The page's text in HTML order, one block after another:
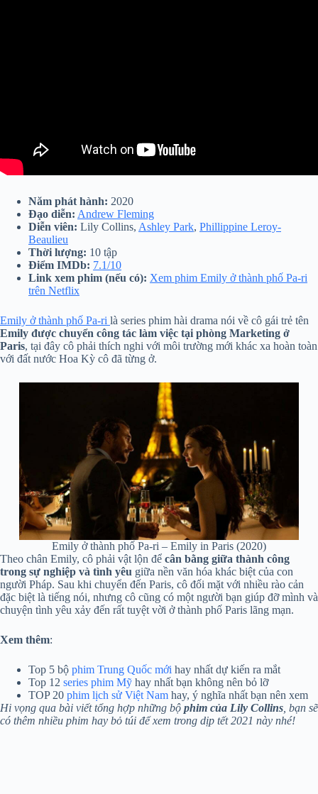
Năm phát hành: 2020
Đạo diễn: Andrew Fleming
Diễn viên: Lily Collins, Ashley Park, Phillippine Leroy-
Beaulieu
Thời lượng: 10 tập
Điểm IMDb: 7.1/10
Link xem phim (nếu có): Xem phim Emily ở thành phố Pa-ri
trên Netflix
Emily ở thành phố Pa-ri là series phim hài drama nói về cô gái trẻ tên
Emily được chuyển công tác làm việc tại phòng Marketing ở
Paris, tại đây cô phải thích nghi với môi trường mới khác xa hoàn toàn
với đất nước Hoa Kỳ cô đã từng ở.
Emily ở thành phố Pa-ri – Emily in Paris (2020)
Theo chân Emily, cô phải vật lộn để cân bằng giữa thành công
trong sự nghiệp và tình yêu giữa nền văn hóa khác biệt của con
người Pháp. Sau khi chuyển đến Paris, cô đối mặt với nhiều rào cản
đặc biệt là tiếng nói, nhưng cô cũng có một người bạn giúp đỡ mình và
chuyện tình yêu xảy đến rất tuyệt vời ở thành phố Paris lãng mạn.
Xem thêm:
Top 5 bộ phim Trung Quốc mới hay nhất dự kiến ra mắt
Top 12 series phim Mỹ hay nhất bạn không nên bỏ lỡ
TOP 20 phim lịch sử Việt Nam hay, ý nghĩa nhất bạn nên xem
Hi vọng qua bài viết tổng hợp những bộ phim của Lily Collins , bạn sẽ
có thêm nhiều phim hay bỏ túi để xem trong dịp tết 2021 này nhé!